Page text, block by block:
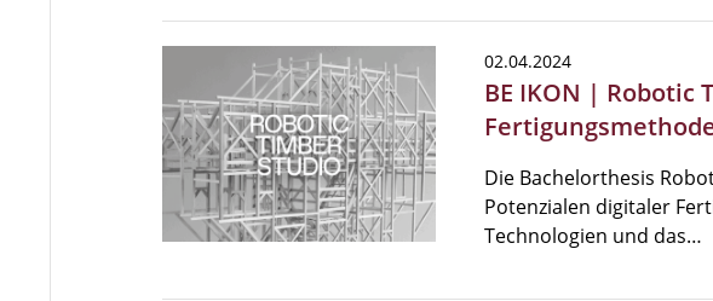
02.04.2024
BE IKON | Robotic
Die Bachelorthesis
Potenzialen digitaler
Technologien und das…